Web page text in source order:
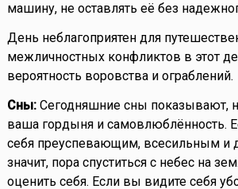
машину, не оставлять её без
День неблагоприятен для
межличностных конфликтов в этот
вероятность воровства и ограблений.
Сны:Сегодняшние сны показывают,
ваша гордыня и самовлюблённость.
себя преуспевающим, всесильным и
значит, пора спуститься с небес на
оценить себя. Если вы видите себя